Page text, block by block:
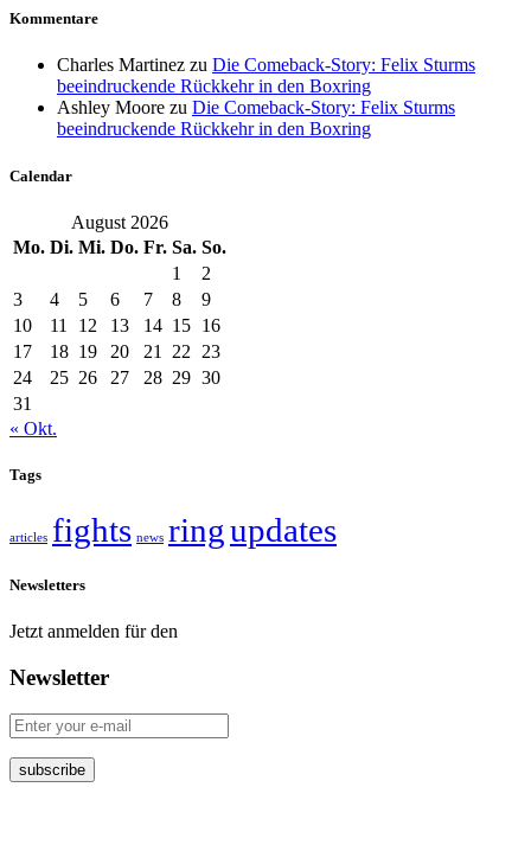
Kommentare
Charles Martinez zu Die Comeback-Story: Felix Sturms
beeindruckende Rückkehr in den Boxring
Ashley Moore zu Die Comeback-Story: Felix Sturms
beeindruckende Rückkehr in den Boxring
Calendar
August 2026
Mo. Di. Mi. Do. Fr. Sa. So.
1
2
3
4 5 6 7 8
9
10
11 12 13 14 15 16
17
18 19 20 21 22
23
24
25 26 27 28 29 30
31
« Okt.
Tags
articles fights news ringupdates
Newsletters
Jetzt anmelden für den
Newsletter